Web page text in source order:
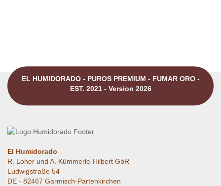
EL HUMIDORADO - PUROS PREMIUM - FUMAR ORO -
EST. 2021 - Version 2026
El Humidorado
R. Loher und A. Kümmerle-Hilbert GbR
Ludwigstraße 54
DE - 82467 Garmisch-Partenkirchen